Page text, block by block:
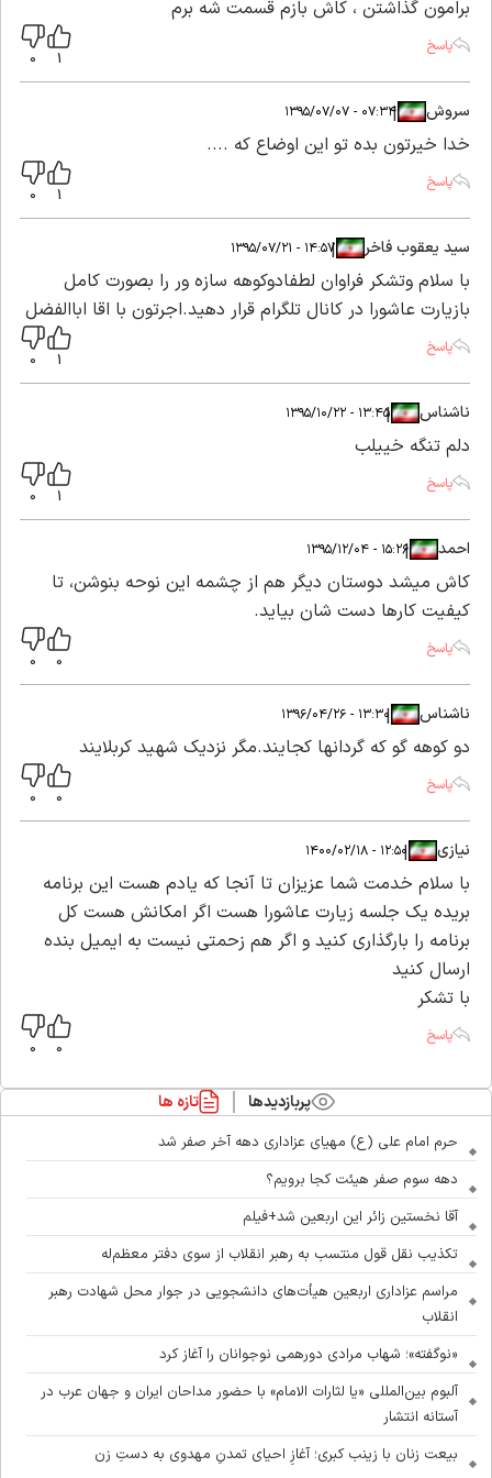
برامون گذاشتن ، کاش بازم قسمت شه برم
پاسخ
سروش|
|۰۷:۳۴ - ۱۳۹۵/۰۷/۰۷
خدا خیرتون بده تو این اوضاع که ....
پاسخ
سید یعقوب فاخر|
|۱۴:۵۷ - ۱۳۹۵/۰۷/۲۱
با سلام وتشکر فراوان لطفادوکوهه سازه ور را بصورت کامل
بازیارت عاشورا در کانال تلگرام قرار دهید.اجرتون با اقا اباالفضل
پاسخ
ناشناس|
|۱۳:۴۵ - ۱۳۹۵/۱۰/۲۲
دلم تنگه خییلب
پاسخ
احمد|
|۱۵:۲۶ - ۱۳۹۵/۱۲/۰۴
کاش میشد دوستان دیگر هم از چشمه این نوحه بنوشن، تا
کیفیت کارها دست شان بیاید.
پاسخ
ناشناس|
|۱۳:۳۰ - ۱۳۹۶/۰۴/۲۶
دو کوهه گو که گردانها کجایند.مگر نزدیک شهید کربلایند
پاسخ
نیازی|
|۱۲:۵۰ - ۱۴۰۰/۰۲/۱۸
با سلام خدمت شما عزیزان تا آنجا که یادم هست این برنامه
بریده یک جلسه زیارت عاشورا هست اگر امکانش هست کل
برنامه را بارگذاری کنید و اگر هم زحمتی نیست به ایمیل بنده
ارسال کنید
با تشکر
پاسخ
پربازدیدها تازه ها
حرم امام علی (ع) مهیای عزاداری دهه آخر صفر شد
دهه سوم صفر هیئت کجا برویم؟
آقا نخستین زائر این اربعین شد+فیلم
تکذیب نقل قول منتسب به رهبر انقلاب از سوی دفتر معظم‌له
مراسم عزاداری اربعین هیأت‌های دانشجویی در جوار محل شهادت رهبر
انقلاب
«نوگفته»؛ شهاب مرادی دورهمی نوجوانان را آغاز کرد
آلبوم بین‌المللی «یا لثارات الامام» با حضور مداحان ایران و جهان عرب در
آستانه انتشار
بیعت زنان با زینب کبری؛ آغازِ احیای تمدنِ مهدوی به دستِ زن